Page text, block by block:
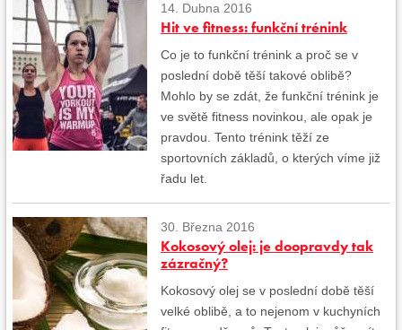
14. Dubna 2016
Hit ve fitness: funkční trénink
Co je to funkční trénink a proč se v
poslední době těší takové oblibě?
Mohlo by se zdát, že funkční trénink je
ve světě fitness novinkou, ale opak je
pravdou. Tento trénink těží ze
sportovních základů, o kterých víme již
řadu let.
30. Března 2016
Kokosový olej: je doopravdy tak
zázračný?
Kokosový olej se v poslední době těší
velké oblibě, a to nejenom v kuchyních